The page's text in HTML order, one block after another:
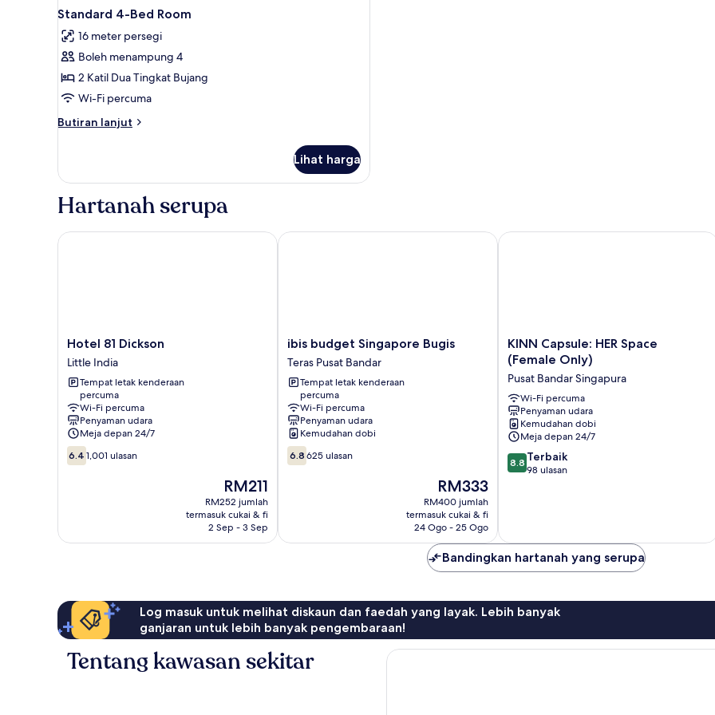
Standard 4-Bed Room
16 meter persegi
Boleh menampung 4
2 Katil Dua Tingkat Bujang
Wi-Fi percuma
Butiran lanjut
Butiran
4-
Room
Lihat harga
Hartanah serupa
Hotel
81
Dickson
Little
India
Hotel 81 Dickson
Little India
Tempat letak kenderaan
percuma
Wi-Fi percuma
Penyaman udara
Meja depan 24/7
6.4
daripada
6.4 1,001 ulasan
Harga
ialah
RM211
RM211
RM252 jumlah
termasuk cukai & fi
2 Sep - 3 Sep
Hotel 81 Dickson
ibis
budget
Singapore
Bugis
Teras
Pusat
Bandar
ibis budget Singapore Bugis
Teras Pusat Bandar
Tempat letak kenderaan
percuma
Wi-Fi percuma
Penyaman udara
Kemudahan dobi
6.8
daripada
6.8 625 ulasan
Harga
ialah
RM333
RM333
RM400 jumlah
termasuk cukai & fi
24 Ogo - 25 Ogo
ibis budget Singapore Bugis
KINN
Capsule:
HER
Space
(Female
Only)
Pusat
Bandar
Singapura
KINN Capsule: HER Space
(Female Only)
Pusat Bandar Singapura
Wi-Fi percuma
Penyaman udara
Kemudahan dobi
Meja depan 24/7
8.8
daripada
8.8 Terbaik
98 ulasan
KINN Capsule: HER Space (Female
Bandingkan hartanah yang serupa
Log masuk untuk melihat diskaun dan faedah yang layak. Lebih banyak
ganjaran untuk lebih banyak pengembaraan!
Tentang kawasan sekitar